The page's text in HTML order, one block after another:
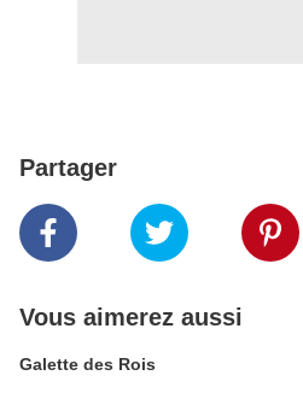
Partager
Vous aimerez aussi
Galette des Rois